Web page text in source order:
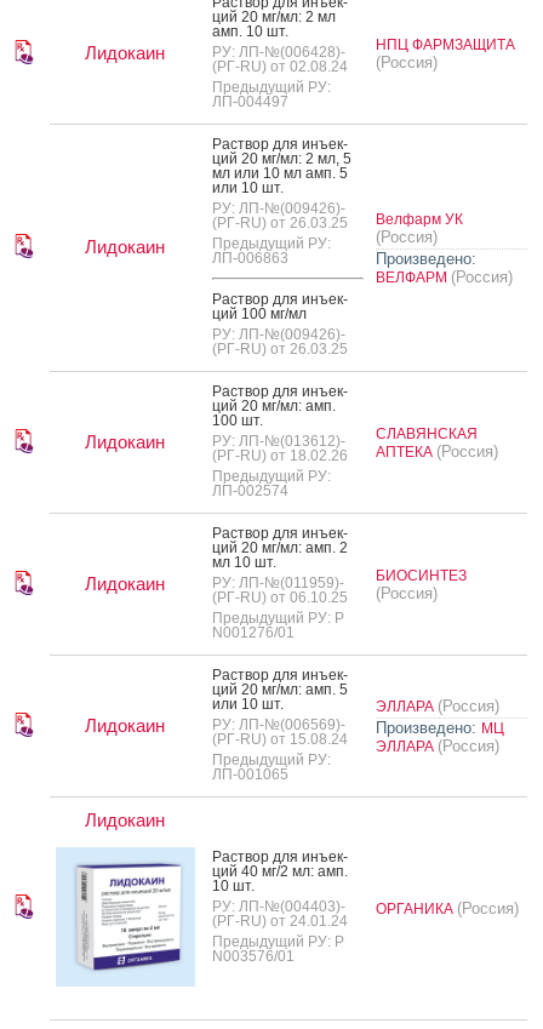
Лидокаин
ций 20 мг/мл: 2 мл
амп. 10 шт.
РУ: ЛП-№(006428)-
(РГ-RU) от 02.08.24
Предыдущий РУ:
ЛП-004497
НПЦ ФАРМЗАЩИТА
(Россия)
Лидокаин
Рас­твор для инъ­ек­
ций 20 мг/мл: 2 мл, 5
мл или 10 мл амп. 5
или 10 шт.
РУ: ЛП-№(009426)-
(РГ-RU) от 26.03.25
Предыдущий РУ:
ЛП-006863
Рас­твор для инъ­ек­
ций 100 мг/мл
РУ: ЛП-№(009426)-
(РГ-RU) от 26.03.25
Велфарм УК
(Россия)
Произведено:
ВЕЛФАРМ (Россия)
Лидокаин
Рас­твор для инъ­ек­
ций 20 мг/мл: амп.
100 шт.
РУ: ЛП-№(013612)-
(РГ-RU) от 18.02.26
Предыдущий РУ:
ЛП-002574
СЛАВЯНСКАЯ
АПТЕКА (Россия)
Лидокаин
Рас­твор для инъ­ек­
ций 20 мг/мл: амп. 2
мл 10 шт.
РУ: ЛП-№(011959)-
(РГ-RU) от 06.10.25
Предыдущий РУ: Р
N001276/01
БИОСИНТЕЗ
(Россия)
Лидокаин
Рас­твор для инъ­ек­
ций 20 мг/мл: амп. 5
или 10 шт.
РУ: ЛП-№(006569)-
(РГ-RU) от 15.08.24
Предыдущий РУ:
ЛП-001065
ЭЛЛАРА (Россия)
Произведено: МЦ
ЭЛЛАРА (Россия)
Лидокаин
Рас­твор для инъ­ек­
ций 40 мг/2 мл: амп.
10 шт.
РУ: ЛП-№(004403)-
(РГ-RU) от 24.01.24
Предыдущий РУ: Р
N003576/01
ОРГАНИКА (Россия)